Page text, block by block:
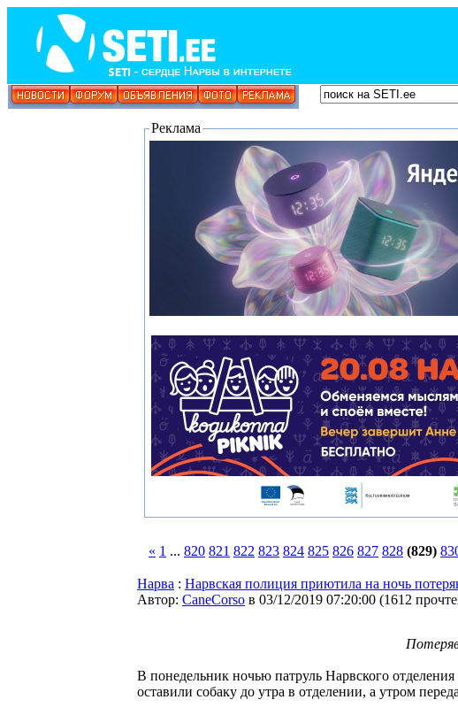
Реклама
« 1 ... 820 821 822 823 824 825 826 827 828 (829)
Нарва : Нарвская полиция приютила на ночь
Автор: CaneCorso в 03/12/2019 07:20:00 (1612
В понедельник ночью патруль Нарвского
оставили собаку до утра в отделении, а утром